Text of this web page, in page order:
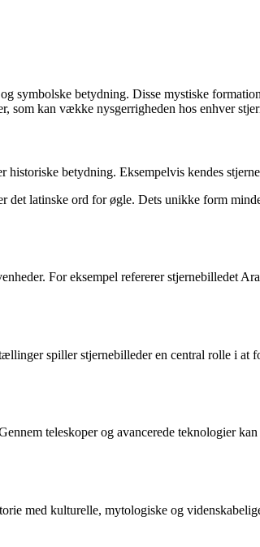
symbolske betydning. Disse mystiske
som kan vække nysgerrigheden hos enhver
betydning. Eksempelvis kendes
latinske ord for øgle. Dets unikke form
For eksempel refererer stjernebilledet
spiller stjernebilleder en central rolle i at
teleskoper og avancerede teknologier
med kulturelle, mytologiske og